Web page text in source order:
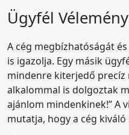
Ügyfél
A cég megbízhatóságát
is igazolja. Egy másik
mindenre kiterjedő precíz
alkalommal is dolgoztak
ajánlom mindenkinek!” A
mutatja, hogy a cég